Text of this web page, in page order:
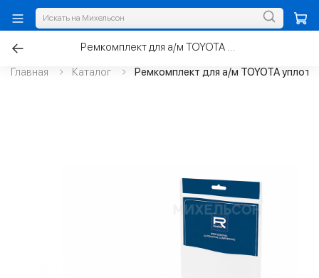
Главная Каталог Ремкомплект для а/м TOYOTA